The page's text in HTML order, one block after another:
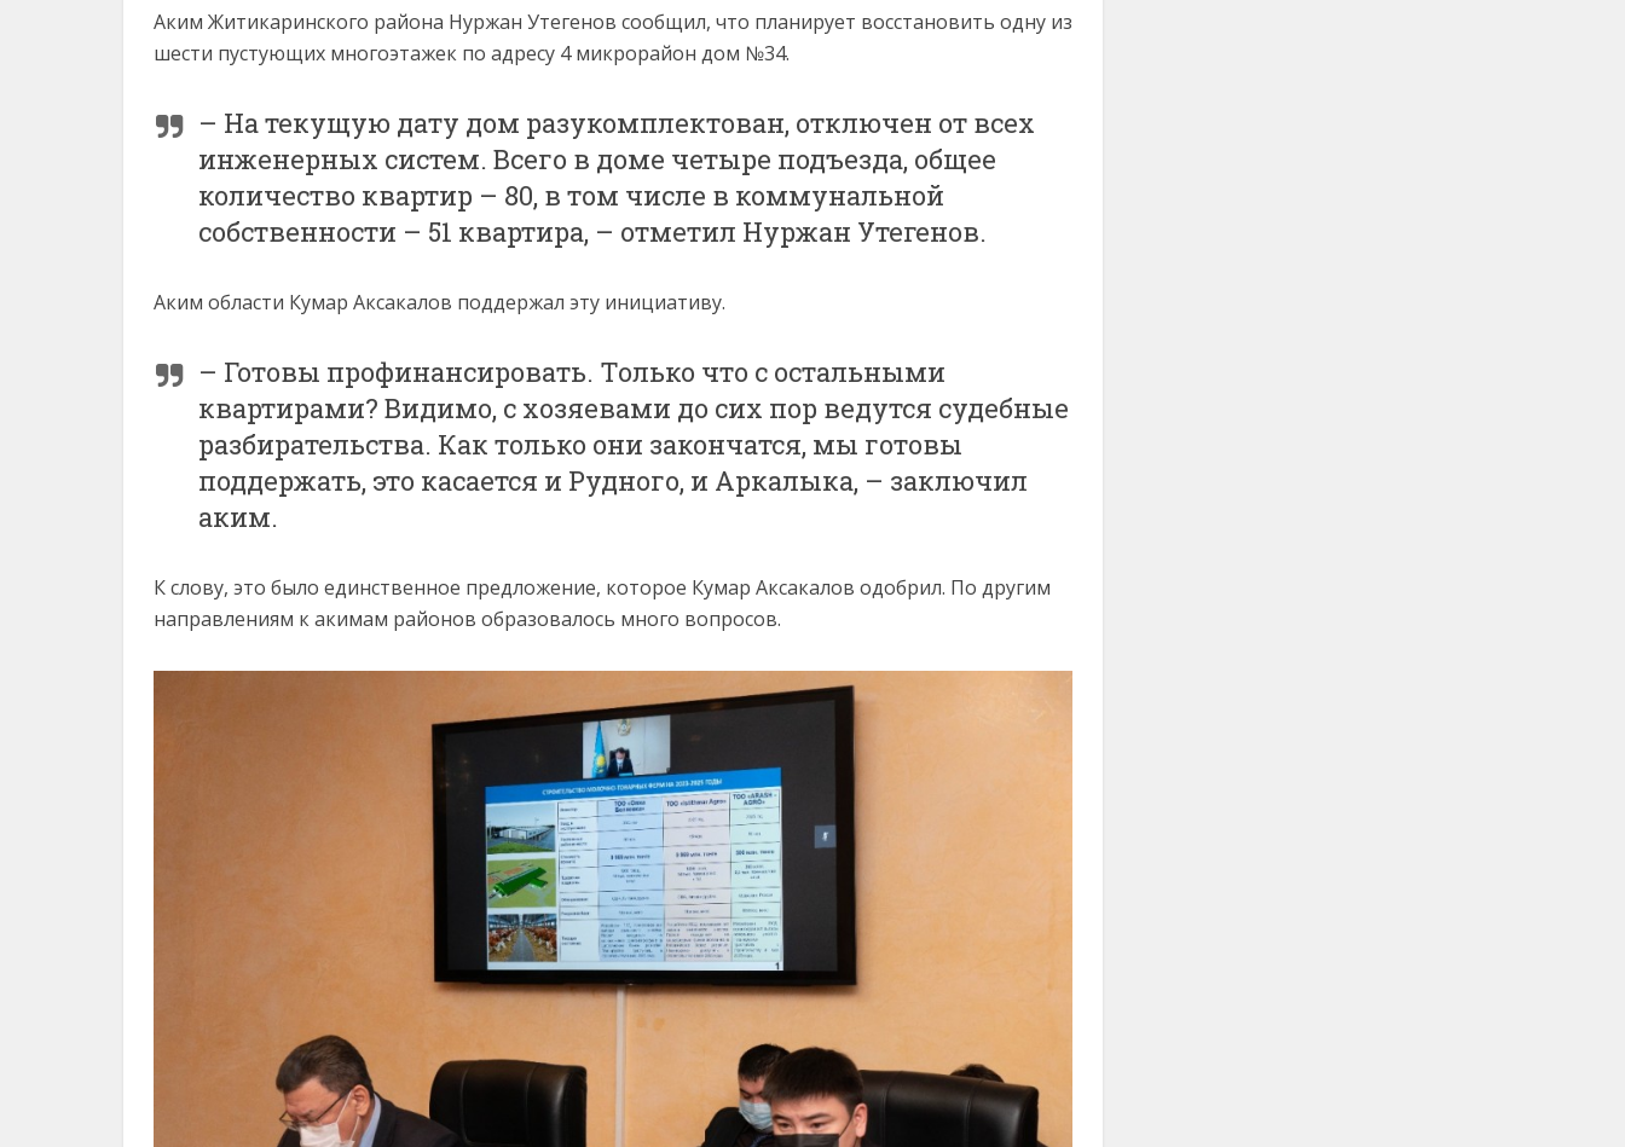
Аким Житикаринского района Нуржан Утегенов сообщил, что планирует восстановить одну из
шести пустующих многоэтажек по адресу 4 микрорайон дом №34.
– На текущую дату дом разукомплектован, отключен от всех
инженерных систем. Всего в доме четыре подъезда, общее
количество квартир – 80, в том числе в коммунальной
собственности – 51 квартира, – отметил Нуржан Утегенов.
Аким области Кумар Аксакалов поддержал эту инициативу.
– Готовы профинансировать. Только что с остальными
квартирами? Видимо, с хозяевами до сих пор ведутся судебные
разбирательства. Как только они закончатся, мы готовы
поддержать, это касается и Рудного, и Аркалыка, – заключил
аким.
К слову, это было единственное предложение, которое Кумар Аксакалов одобрил. По другим
направлениям к акимам районов образовалось много вопросов.